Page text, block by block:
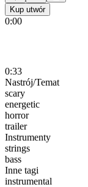
Kup utwór
0:00
0:33
Nastrój/Temat
scary
energetic
horror
trailer
Instrumenty
strings
bass
Inne tagi
instrumental